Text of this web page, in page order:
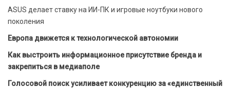
ASUS делает ставку на ИИ-ПК и игровые ноутбуки нового
поколения
Европа движется к технологической автономии
Как выстроить информационное присутствие бренда и
закрепиться в медиаполе
Голосовой поиск усиливает конкуренцию за «единственный